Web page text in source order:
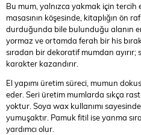
Bu mum, yalnızca yakmak için tercih
masasının köşesinde, kitaplığın ön
durduğunda bile bulunduğu alanın
yormaz ve ortamda ferah bir his
sıradan bir dekoratif mumdan
karakter kazandırır.
El yapımı üretim süreci, mumun
eder. Seri üretim mumlarda sıkça
yoktur. Soya wax kullanımı
yumuşaktır. Pamuk fitil ise yanma
yardımcı olur.